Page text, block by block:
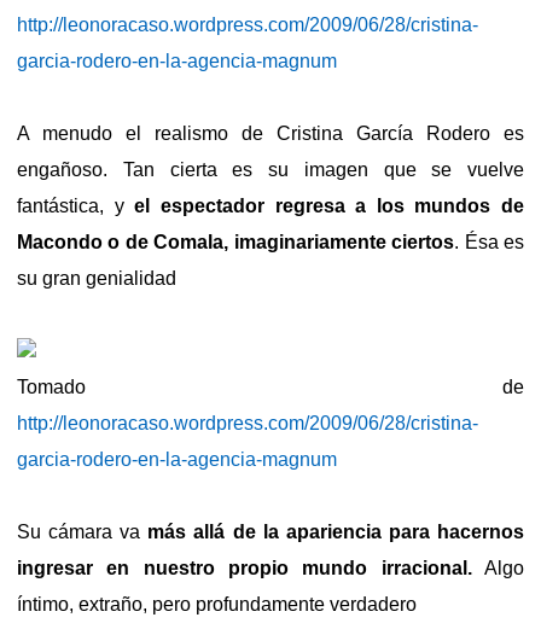
http://leonoracaso.wordpress.com/2009/06/28/cristina-
garcia-rodero-en-la-agencia-magnum
A menudo el realismo de Cristina García Rodero es
engañoso. Tan cierta es su imagen que se vuelve
fantástica, yel espectador regresa a los mundos de
Macondo o de Comala, imaginariamente ciertos. Ésa es
su gran genialidad
Tomado de
http://leonoracaso.wordpress.com/2009/06/28/cristina-
garcia-rodero-en-la-agencia-magnum
Su cámara va más allá de la apariencia para hacernos
ingresar en nuestro propio mundo irracional.Algo
íntimo, extraño, pero profundamente verdadero